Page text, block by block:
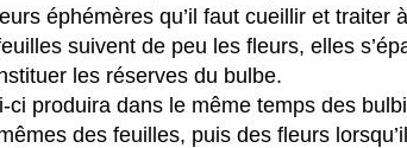
éphémères qu’il faut cueillir et traiter
suivent de peu les fleurs, elles
les réserves du bulbe.
ci produira dans le même temps des
des feuilles, puis des fleurs